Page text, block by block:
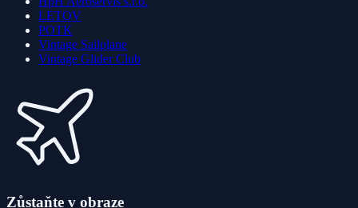
LETOV
POTK
Vintage Sailplane
Vintage Glider Club
Zůstaňte v obraze